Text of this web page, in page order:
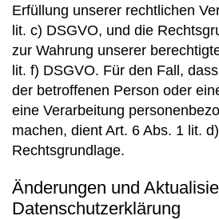
Erfüllung unserer rechtlichen
lit. c) DSGVO, und die
zur Wahrung unserer
lit. f) DSGVO. Für den Fall,
der betroffenen Person oder
eine Verarbeitung
machen, dient Art. 6 Abs. 1 lit.
Rechtsgrundlage.
Änderungen und
Datenschutzerklärung